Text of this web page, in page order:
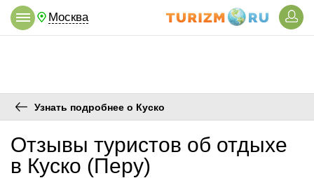
Москва
Узнать подробнее о Куско
Отзывы туристов об отдыхе
в Куско (Перу)